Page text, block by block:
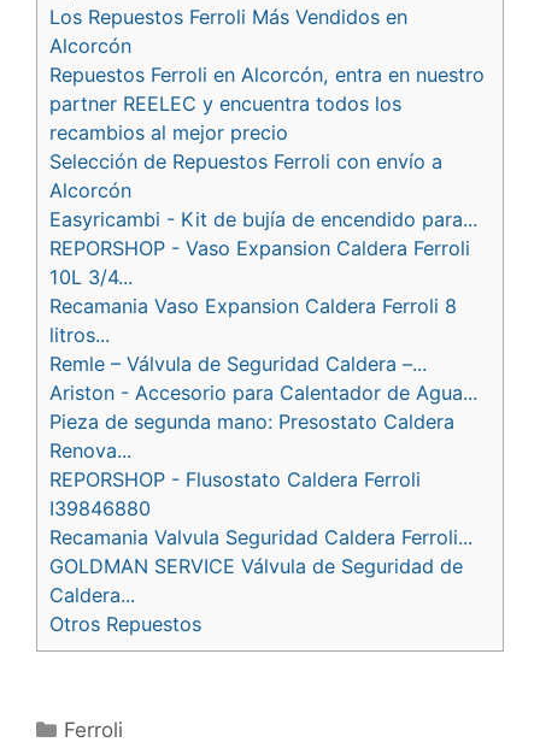
Los Repuestos Ferroli Más Vendidos en
Alcorcón
Repuestos Ferroli en Alcorcón, entra en nuestro
partner REELEC y encuentra todos los
recambios al mejor precio
Selección de Repuestos Ferroli con envío a
Alcorcón
Easyricambi - Kit de bujía de encendido para...
REPORSHOP - Vaso Expansion Caldera Ferroli
10L 3/4...
Recamania Vaso Expansion Caldera Ferroli 8
litros...
Remle – Válvula de Seguridad Caldera –...
Ariston - Accesorio para Calentador de Agua...
Pieza de segunda mano: Presostato Caldera
Renova...
REPORSHOP - Flusostato Caldera Ferroli
I39846880
Recamania Valvula Seguridad Caldera Ferroli...
GOLDMAN SERVICE Válvula de Seguridad de
Caldera...
Otros Repuestos
Categorías
Ferroli